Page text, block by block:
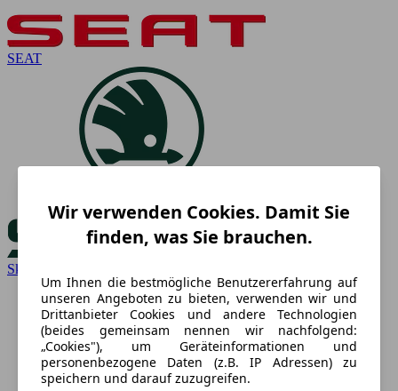
SEAT
Skoda
Wir verwenden Cookies. Damit Sie
finden, was Sie brauchen.
Um Ihnen die bestmögliche Benutzererfahrung auf
unseren Angeboten zu bieten, verwenden wir und
Drittanbieter Cookies und andere Technologien
(beides gemeinsam nennen wir nachfolgend:
„Cookies"), um Geräteinformationen und
personenbezogene Daten (z.B. IP Adressen) zu
speichern und darauf zuzugreifen.